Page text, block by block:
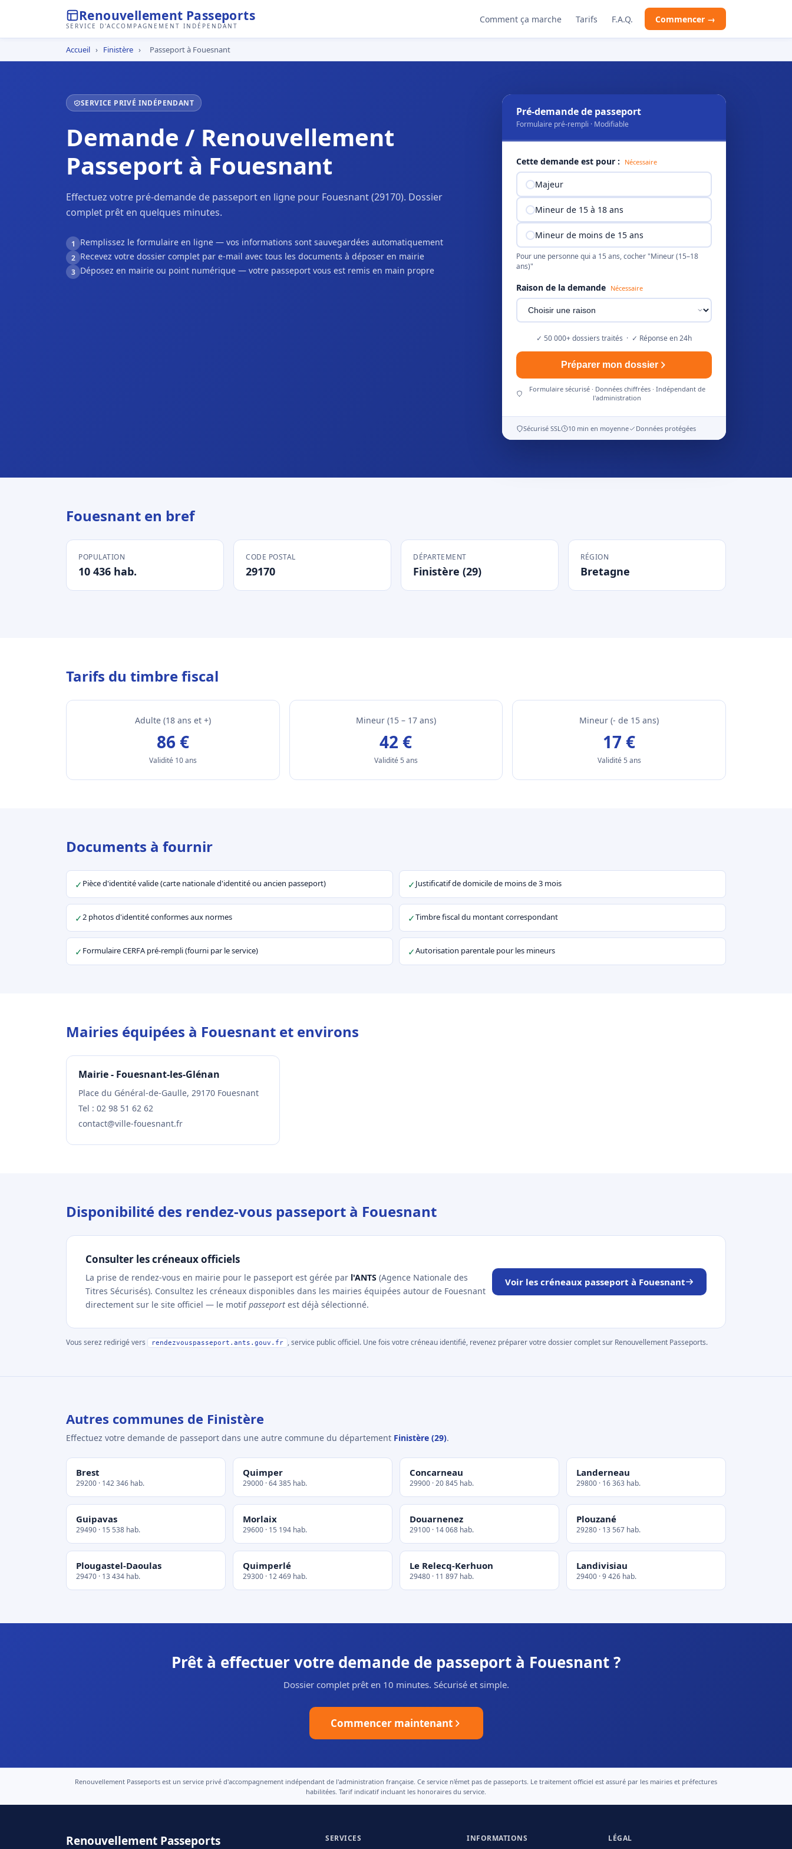
Renouvellement Passeports
SERVICE D'ACCOMPAGNEMENT INDÉPENDANT
Comment ça marche Tarifs F.A.Q. Commencer →
Accueil › Finistère › Passeport à Fouesnant
SERVICE PRIVÉ INDÉPENDANT
Demande / Renouvellement
Passeport à Fouesnant
Effectuez votre pré-demande de passeport en ligne pour Fouesnant (29170). Dossier
complet prêt en quelques minutes.
1 Remplissez le formulaire en ligne — vos informations sont sauvegardées automatiquement
2 Recevez votre dossier complet par e-mail avec tous les documents à déposer en mairie
3 Déposez en mairie ou point numérique — votre passeport vous est remis en main propre
Pré-demande de passeport
Formulaire pré-rempli · Modifiable
Cette demande est pour : Nécessaire
Majeur
Mineur de 15 à 18 ans
Mineur de moins de 15 ans
Pour une personne qui a 15 ans, cocher "Mineur (15–18
ans)"
Raison de la demande Nécessaire
✓ 50 000+ dossiers traités · ✓ Réponse en 24h
Préparer mon dossier
Formulaire sécurisé · Données chiffrées · Indépendant de
l'administration
Sécurisé SSL 10 min en moyenne Données protégées
Fouesnant en bref
POPULATION
10 436 hab.
CODE POSTAL
29170
DÉPARTEMENT
Finistère (29)
RÉGION
Bretagne
Tarifs du timbre fiscal
Adulte (18 ans et +)
86 €
Validité 10 ans
Mineur (15 – 17 ans)
42 €
Validité 5 ans
Mineur (- de 15 ans)
17 €
Validité 5 ans
Documents à fournir
✓ Pièce d'identité valide (carte nationale d'identité ou ancien passeport) ✓Justificatif de domicile de moins de 3 mois
✓2 photos d'identité conformes aux normes ✓Timbre fiscal du montant correspondant
✓ Formulaire CERFA pré-rempli (fourni par le service) ✓Autorisation parentale pour les mineurs
Mairies équipées à Fouesnant et environs
Mairie - Fouesnant-les-Glénan
Place du Général-de-Gaulle, 29170 Fouesnant
Tel : 02 98 51 62 62
contact@ville-fouesnant.fr
Disponibilité des rendez-vous passeport à Fouesnant
Consulter les créneaux officiels
La prise de rendez-vous en mairie pour le passeport est gérée par l'ANTS (Agence Nationale des
Titres Sécurisés). Consultez les créneaux disponibles dans les mairies équipées autour de Fouesnant
directement sur le site officiel — le motifpasseport est déjà sélectionné.
Voir les créneaux passeport à Fouesnant
Vous serez redirigé vers rendezvouspasseport.ants.gouv.fr , service public officiel. Une fois votre créneau identifié, revenez préparer votre dossier complet sur Renouvellement Passeports.
Autres communes de Finistère
Effectuez votre demande de passeport dans une autre commune du département Finistère (29).
Brest
29200 · 142 346 hab.
Quimper
29000 · 64 385 hab.
Concarneau
29900 · 20 845 hab.
Landerneau
29800 · 16 363 hab.
Guipavas
29490 · 15 538 hab.
Morlaix
29600 · 15 194 hab.
Douarnenez
29100 · 14 068 hab.
Plouzané
29280 · 13 567 hab.
Plougastel-Daoulas
29470 · 13 434 hab.
Quimperlé
29300 · 12 469 hab.
Le Relecq-Kerhuon
29480 · 11 897 hab.
Landivisiau
29400 · 9 426 hab.
Prêt à effectuer votre demande de passeport à Fouesnant ?
Dossier complet prêt en 10 minutes. Sécurisé et simple.
Commencer maintenant
Renouvellement Passeports est un service privé d'accompagnement indépendant de l'administration française. Ce service n'émet pas de passeports. Le traitement officiel est assuré par les mairies et préfectures
habilitées. Tarif indicatif incluant les honoraires du service.
Renouvellement Passeports SERVICES INFORMATIONS LÉGAL